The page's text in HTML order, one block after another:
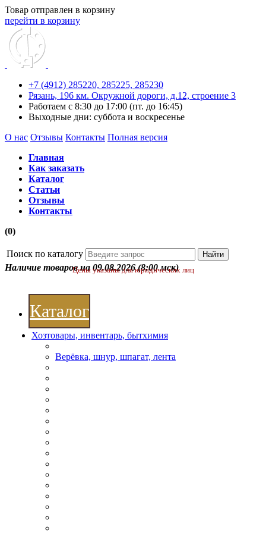
Товар отправлен в корзину
перейти в корзину
+7 (4912) 285220, 285225, 285230
Рязань, 196 км. Окружной дороги, д.12, строение 3
Работаем с 8:30 до 17:00 (пт. до 16:45)
Выходные дни: суббота и воскресенье
О нас Отзывы Контакты Полная версия
Главная
Как заказать
Каталог
Статьи
Отзывы
Контакты
(0)
Поиск по каталогу
Наличие товаров на 09.08.2026 (8:00 мск)
Цены указаны для юридических лиц
Каталог
Хозтовары, инвентарь, бытхимия
Верёвка, шнур, шпагат, лента